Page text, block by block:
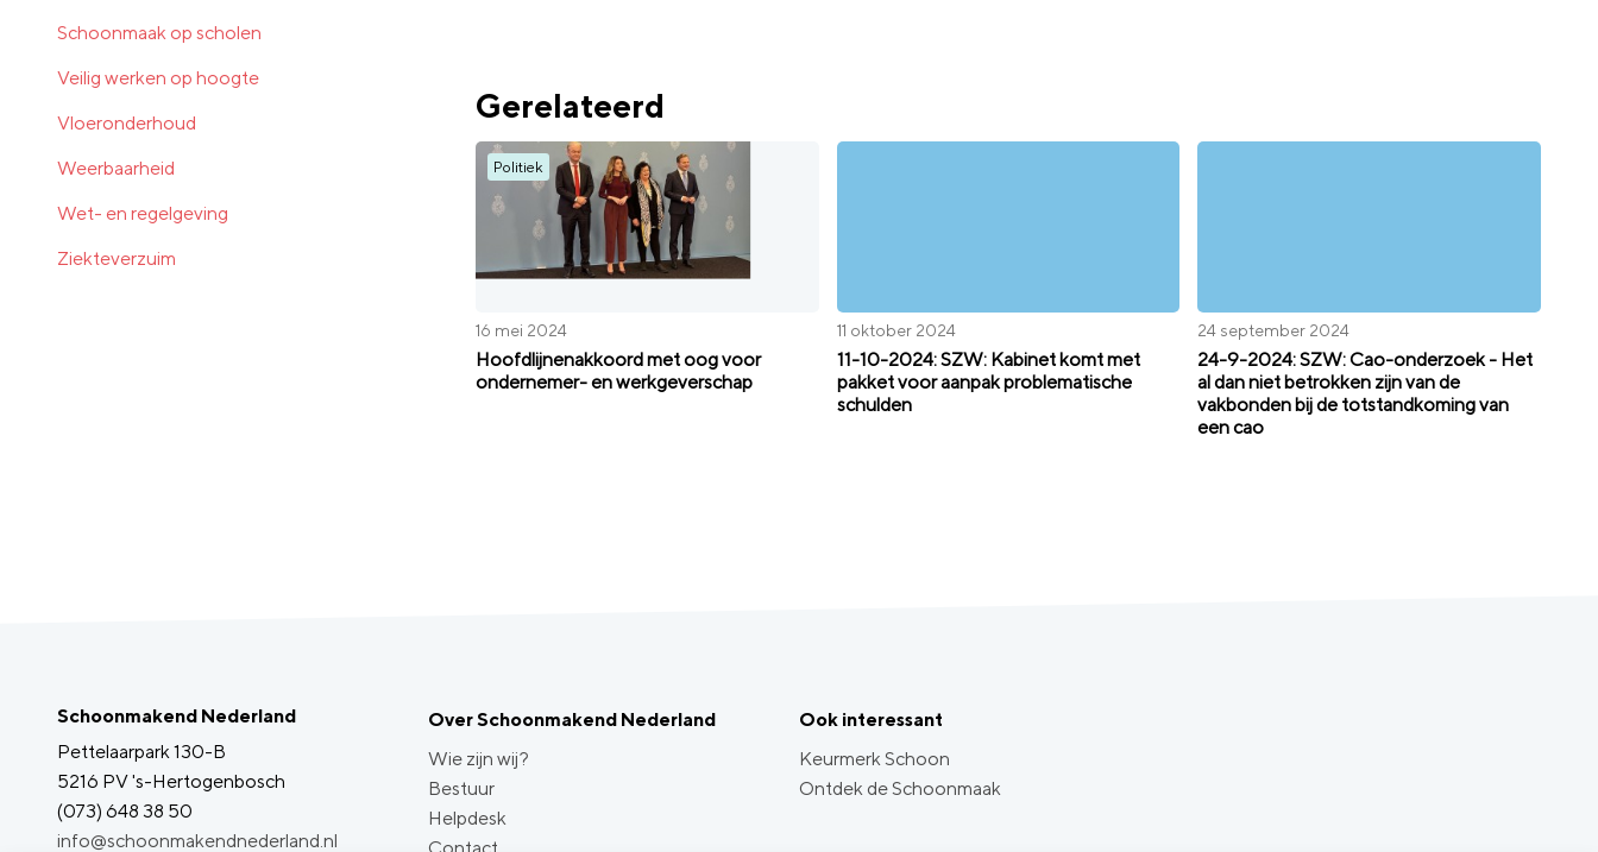
Gerelateerd
Politiek
16 mei 2024
Hoofdlijnenakkoord met oog voor
ondernemer- en werkgeverschap
11 oktober 2024
11-10-2024: SZW: Kabinet komt met
pakket voor aanpak problematische
schulden
24 september 2024
24-9-2024: SZW: Cao-onderzoek - Het
al dan niet betrokken zijn van de
vakbonden bij de totstandkoming van
een cao
Schoonmaak op scholen
Veilig werken op hoogte
Vloeronderhoud
Weerbaarheid
Wet- en regelgeving
Ziekteverzuim
Schoonmakend Nederland
Pettelaarpark 130-B
5216 PV 's-Hertogenbosch
(073) 648 38 50
info@schoonmakendnederland.nl
Over Schoonmakend Nederland
Wie zijn wij?
Bestuur
Helpdesk
Ook interessant
Keurmerk Schoon
Ontdek de Schoonmaak